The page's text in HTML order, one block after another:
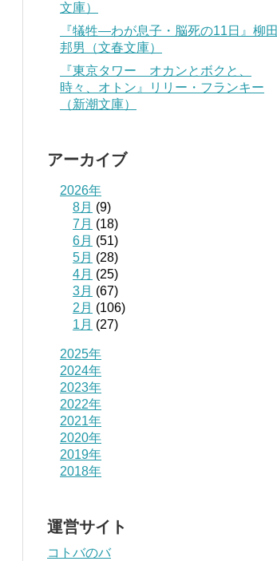
文庫）
『犠牲―わが息子・脳死の11日』柳田
邦男（文春文庫）
『東京タワー オカンとボクと、
時々、オトン』リリー・フランキー
（新潮文庫）
アーカイブ
2026年
8月 (9)
7月 (18)
6月 (51)
5月 (28)
4月 (25)
3月 (67)
2月 (106)
1月 (27)
2025年
2024年
2023年
2022年
2021年
2020年
2019年
2018年
運営サイト
コトバのバ